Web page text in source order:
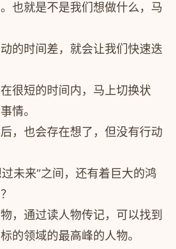
也就是不是我们想做什么，马
的时间差，就会让我们快速迭
很短的时间内，马上切换状
情。
，也会存在想了，但没有行动
过未来”之间，还有着巨大的鸿
，通过读人物传记，可以找到
的领域的最高峰的人物。